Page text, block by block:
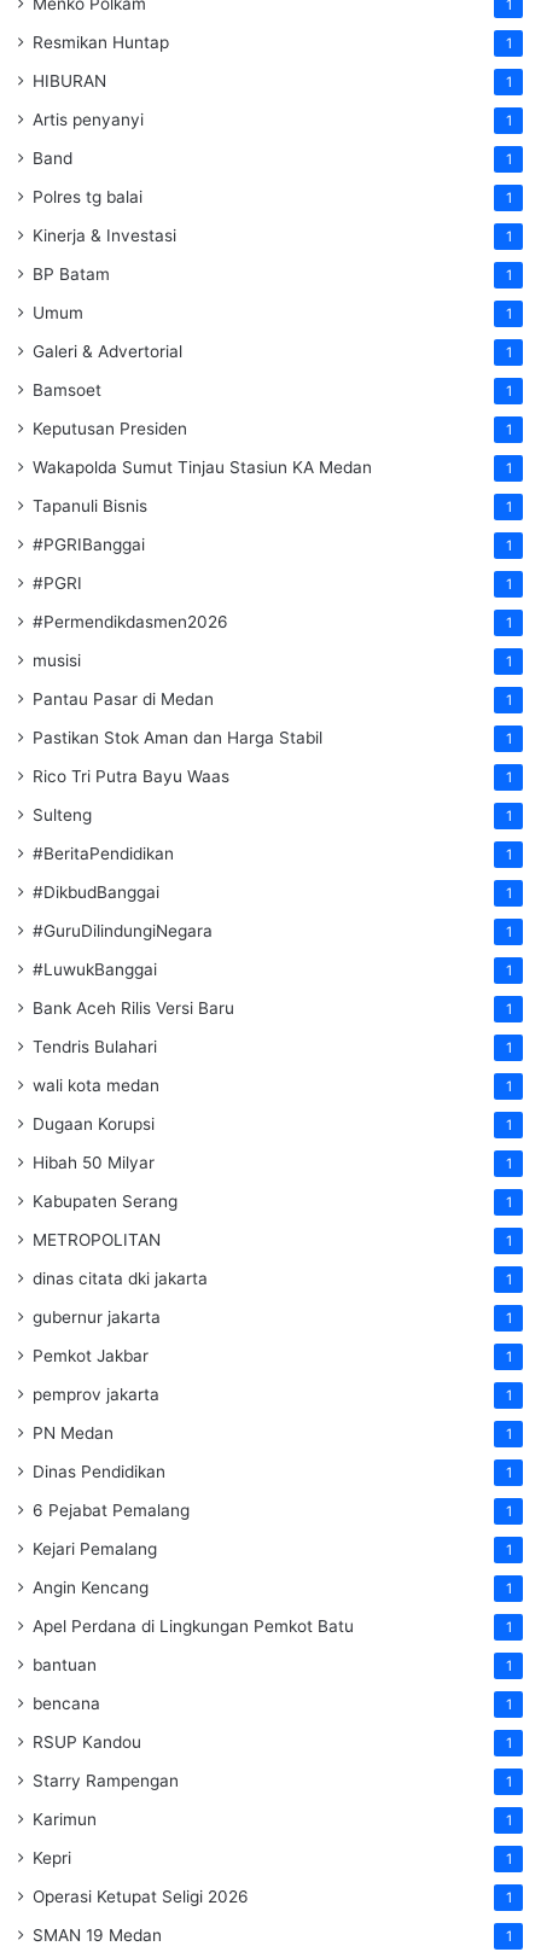
Menko Polkam 1
Resmikan Huntap 1
HIBURAN 1
Artis penyanyi 1
Band 1
Polres tg balai 1
Kinerja & Investasi 1
BP Batam 1
Umum 1
Galeri & Advertorial 1
Bamsoet 1
Keputusan Presiden 1
Wakapolda Sumut Tinjau Stasiun KA Medan 1
Tapanuli Bisnis 1
#PGRIBanggai 1
#PGRI 1
#Permendikdasmen2026 1
musisi 1
Pantau Pasar di Medan 1
Pastikan Stok Aman dan Harga Stabil 1
Rico Tri Putra Bayu Waas 1
Sulteng 1
#BeritaPendidikan 1
#DikbudBanggai 1
#GuruDilindungiNegara 1
#LuwukBanggai 1
Bank Aceh Rilis Versi Baru 1
Tendris Bulahari 1
wali kota medan 1
Dugaan Korupsi 1
Hibah 50 Milyar 1
Kabupaten Serang 1
METROPOLITAN 1
dinas citata dki jakarta 1
gubernur jakarta 1
Pemkot Jakbar 1
pemprov jakarta 1
PN Medan 1
Dinas Pendidikan 1
6 Pejabat Pemalang 1
Kejari Pemalang 1
Angin Kencang 1
Apel Perdana di Lingkungan Pemkot Batu 1
bantuan 1
bencana 1
RSUP Kandou 1
Starry Rampengan 1
Karimun 1
Kepri 1
Operasi Ketupat Seligi 2026 1
SMAN 19 Medan 1